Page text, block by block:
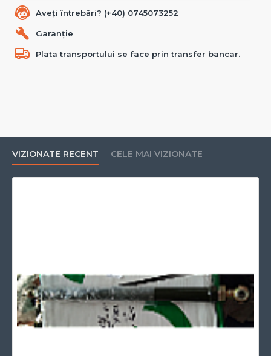
Aveți întrebări? (+40) 0745073252
Garanție
Plata transportului se face prin transfer bancar.
VIZIONATE RECENT CELE MAI VIZIONATE